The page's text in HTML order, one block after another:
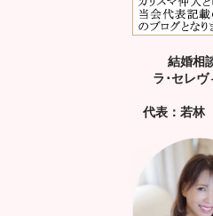
結婚相
ラ･セレヴ
代表：若